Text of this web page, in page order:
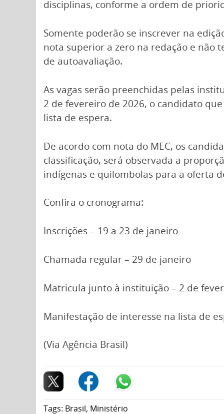
disciplinas, conforme a ordem de
Somente poderão se inscrever na
nota superior a zero na redação e não
de autoavaliação.
As vagas serão preenchidas pelas
2 de fevereiro de 2026, o candidato
lista de espera.
De acordo com nota do MEC, os
classificação, será observada a
indígenas e quilombolas para a oferta
Confira o cronograma:
Inscrições – 19 a 23 de janeiro
Chamada regular – 29 de janeiro
Matricula junto à instituição – 2 de
Manifestação de interesse na lista de
(Via Agência Brasil)
Tags: Brasil, Ministério